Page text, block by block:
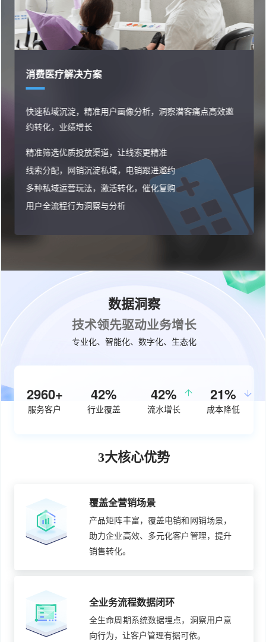
消费医疗解决方案
快速私域沉淀，精准用户画像分析，洞察潜客痛点高效邀
约转化，业绩增长
精准筛选优质投放渠道，让线索更精准
线索分配，网销沉淀私域，电销跟进邀约
多种私域运营玩法，激活转化，催化复购
用户全流程行为洞察与分析
数据洞察
技术领先驱动业务增长
专业化、智能化、数字化、生态化
3770+
服务客户
53%
行业覆盖
50%
流水增长
26%
成本降低
3大核心优势
覆盖全营销场景
产品矩阵丰富，覆盖电销和网销场景，
助力企业高效、多元化客户管理，提升
销售转化。
全业务流程数据闭环
全生命周期系统数据埋点，洞察用户意
向行为，让客户管理有据可依。